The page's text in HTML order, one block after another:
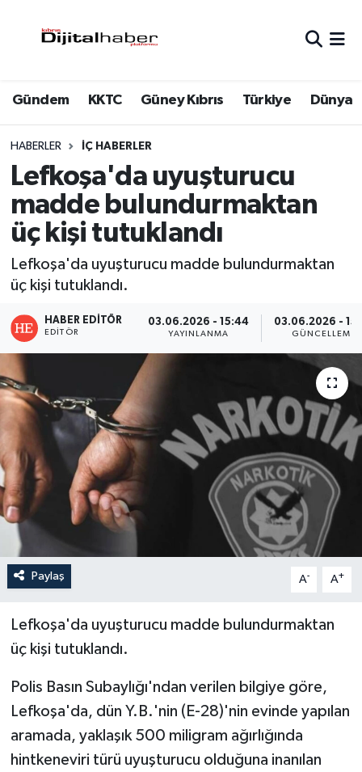
Gündem KKTC Güney Kıbrıs Türkiye Dünya
HABERLER İÇ HABERLER
Lefkoşa'da uyuşturucu
madde bulundurmaktan
üç kişi tutuklandı
Lefkoşa'da uyuşturucu madde bulundurmaktan
üç kişi tutuklandı.
HABER EDITÖR
EDITÖR
03.06.2026 - 15:44
YAYINLANMA
03.06.2026 -
GÜNCELLEME
Paylaş A- A+
Lefkoşa'da uyuşturucu madde bulundurmaktan
üç kişi tutuklandı.
Polis Basın Subaylığı'ndan verilen bilgiye göre,
Lefkoşa'da, dün Y.B.'nin (E-28)'nin evinde yapılan
aramada, yaklaşık 500 miligram ağırlığında
hintkeneviri türü uyuşturucu olduğuna inanılan
Trafik Durumu
Süper Lig Puan Durumu ve Fikstür
Tüm Manşetler
Son Dakika Haberleri
Haber Arşivi